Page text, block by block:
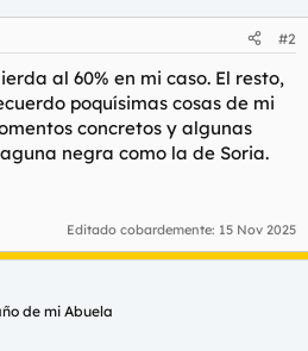
#2
al 60% en mi caso. El resto,
poquísimas cosas de mi
concretos y algunas
negra como la de Soria.
Editado cobardemente: 15 Nov 2025
de mi Abuela